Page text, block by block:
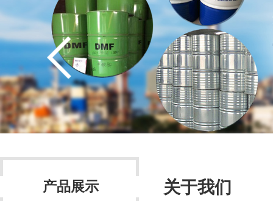
产品展示 关于我们